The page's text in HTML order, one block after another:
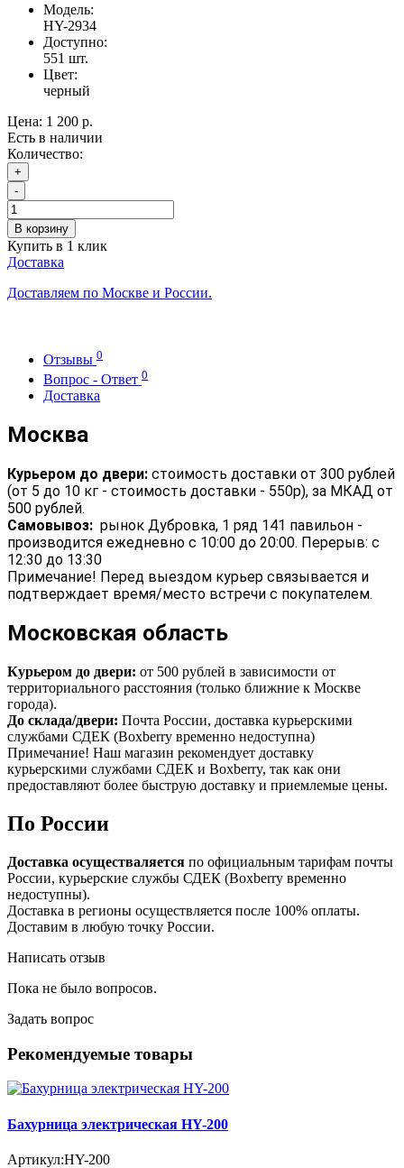
Модель:
HY-2934
Доступно:
551 шт.
Цвет:
черный
Цена: 1 200 р.
Есть в наличии
Количество:
+
-
В корзину
Купить в 1 клик
Доставка
Доставляем по Москве и России.
Отзывы 0
Вопрос - Ответ 0
Доставка
Москва
Курьером до двери: стоимость доставки от 300 рублей
(от 5 до 10 кг - стоимость доставки - 550р), за МКАД от
500 рублей.
Самовывоз: рынок Дубровка, 1 ряд 141 павильон -
производится ежедневно с 10:00 до 20:00. Перерыв: с
12:30 до 13:30
Примечание! Перед выездом курьер связывается и
подтверждает время/место встречи с покупателем.
Московская область
Курьером до двери: от 500 рублей в зависимости от
территориального расстояния (только ближние к Москве
города).
До склада/двери: Почта России, доставка курьерскими
службами СДЕК (Boxberry временно недоступна)
Примечание! Наш магазин рекомендует доставку
курьерскими службами СДЕК и Boxberry, так как они
предоставляют более быструю доставку и приемлемые цены.
По России
Доставка осуществаляется по официальным тарифам почты
России, курьерские службы СДЕК (Boxberry временно
недоступны).
Доставка в регионы осуществляется после 100% оплаты.
Доставим в любую точку России.
Написать отзыв
Пока не было вопросов.
Задать вопрос
Рекомендуемые товары
Бахурница электрическая HY-200
Артикул:HY-200